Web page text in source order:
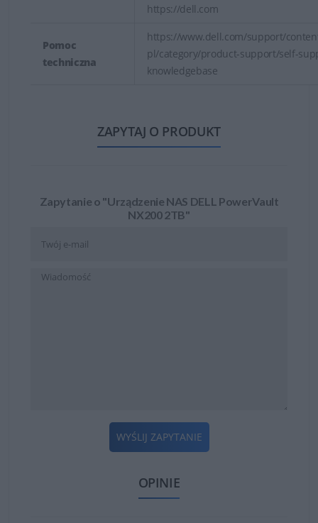
https://dell.com
Pomoc
techniczna
https://www.dell.com/support/
pl/category/product-support/self-
knowledgebase
ZAPYTAJ O PRODUKT
Zapytanie o "Urządzenie NAS DELL PowerVault
NX200 2TB"
WYŚLIJ ZAPYTANIE
OPINIE